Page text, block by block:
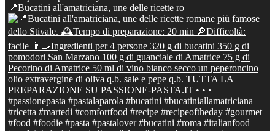
📍Bucatini all'amatriciana, une delle ricette ro